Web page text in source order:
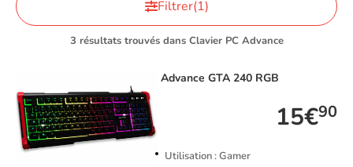
3 résultats trouvés dans Clavier PC Advance
Filtrer(1)
Advance GTA 240 RGB
15€90
Utilisation : Gamer